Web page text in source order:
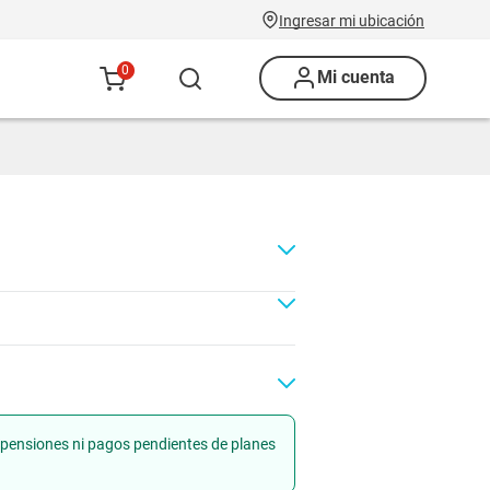
Ingresar mi ubicación
0 Mi cuenta
Renovaciónni pagos pendientes de planes